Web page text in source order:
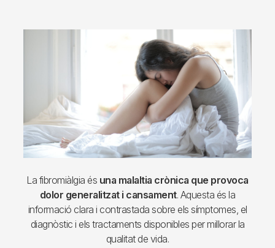
La fibromiàlgia és una malaltia crònica que provoca
dolor generalitzat i cansament. Aquesta és la
informació clara i contrastada sobre els símptomes, el
diagnòstic i els tractaments disponibles per millorar la
qualitat de vida.